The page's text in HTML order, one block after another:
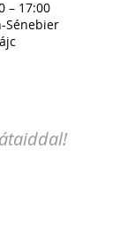
– 17:00
Sénebier